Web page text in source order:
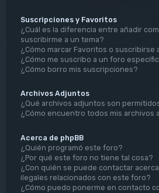
Suscripciones y Favoritos
¿Cuál es la diferencia entre añadir
suscribirme a un tema?
¿Cómo marcar Favoritos o suscribirse
¿Cómo me suscribo a un foro
¿Cómo borro mis suscripciones?
Archivos Adjuntos
¿Qué archivos adjuntos son
¿Cómo encuentro todos mis archivos
Acerca de phpBB
¿Quién programó este foro?
¿Por qué este foro no tiene tal cosa?
¿Con quién se puede contactar
ilegales relacionados con este foro?
¿Cómo puedo ponerme en contacto